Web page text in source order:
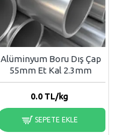
Alüminyum Boru Dış Çap
55mm Et Kal 2.3mm
0.0TL/kg
SEPETE EKLE